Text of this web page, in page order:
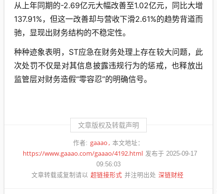
从上年同期的-2.69亿元大幅改善至1.02亿元，同比大增
137.91%，但这一改善却与营收下滑2.61%的趋势背道而
驰，显现出财务结构的不稳定性。
种种迹象表明，ST应急在财务处理上存在较大问题，此
次处罚不仅是对其信息披露违规行为的惩戒，也释放出
监管层对财务造假“零容忍”的明确信号。
文章版权及转载声明
作者: gaaao 本文地址：
https://www.gaaao.com/gaaao/4192.html 发布于 2025-09-17
09:56:03
文章转载或复制请以 超链接形式 并注明出处 深链财经